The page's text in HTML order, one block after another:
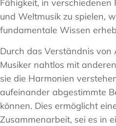
Fähigkeit, in verschiedenen
und Weltmusik zu spielen,
fundamentale Wissen
Durch das Verständnis von
Musiker nahtlos mit
sie die Harmonien
aufeinander abgestimmte
können. Dies ermöglicht
Zusammenarbeit, sei es in